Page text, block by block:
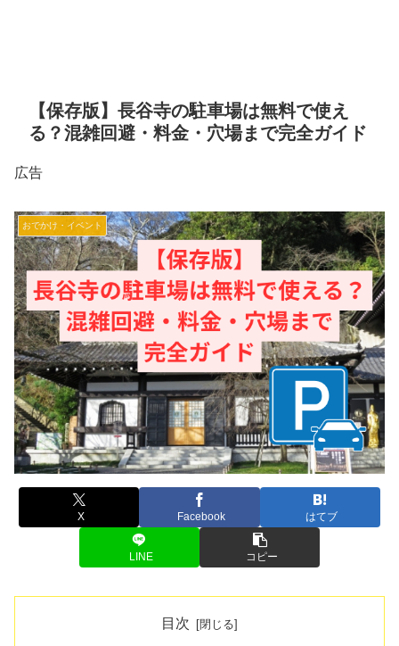
【保存版】長谷寺の駐車場は無料で使え
る？混雑回避・料金・穴場まで完全ガイド
広告
おでかけ・イベント
X Facebook はてブ
LINE コピー
目次